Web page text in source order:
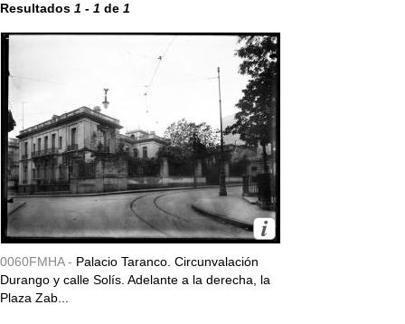
Resultados 1 - 1 de 1
0060FMHA - Palacio Taranco. Circunvalación
Durango y calle Solís. Adelante a la derecha, la
Plaza Zab...